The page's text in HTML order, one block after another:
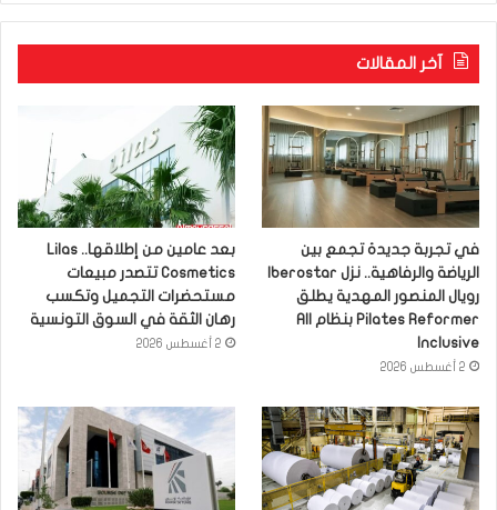
آخر المقالات
في تجربة جديدة تجمع بين
رويال المنصور المهدية يطلق
Pilates Reformer بنظام All
Inclusive
2 أغسطس 2026
بعد عامين من إطلاقها.. Lilas
Cosmetics تتصدر مبيعات
مستحضرات التجميل وتكسب
رهان الثقة في السوق التونسية
2 أغسطس 2026